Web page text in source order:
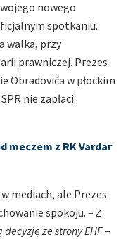
nowego
spotkaniu.
walka, przy
prawniczej. Prezes
Obradovića w płockim
nie zapłaci
meczem z RK Vardar
mediach, ale Prezes
spokoju. – Z
ze strony EHF–